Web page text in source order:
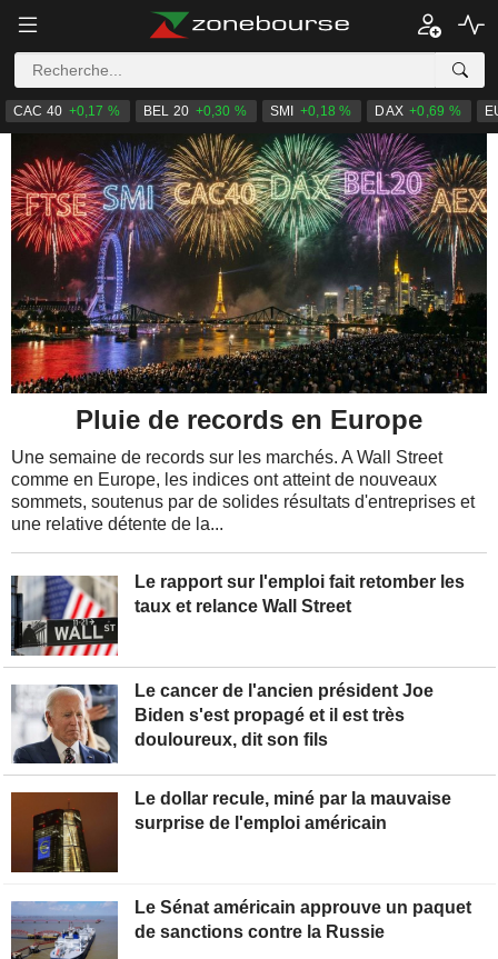
CAC 40 +0,17 % BEL 20 +0,30 % SMI +0,18 % DAX +0,69 %
Le rapport sur l'emploi fait retomber les
taux et relance Wall Street
Le cancer de l'ancien président Joe
Biden s'est propagé et il est très
douloureux, dit son fils
Pluie de records en Europe
Une semaine de records sur les marchés. A Wall Street
comme en Europe, les indices ont atteint de nouveaux
sommets, soutenus par de solides résultats d'entreprises et
une relative détente de la...
Le dollar recule, miné par la mauvaise
surprise de l'emploi américain
Le Sénat américain approuve un paquet
de sanctions contre la Russie